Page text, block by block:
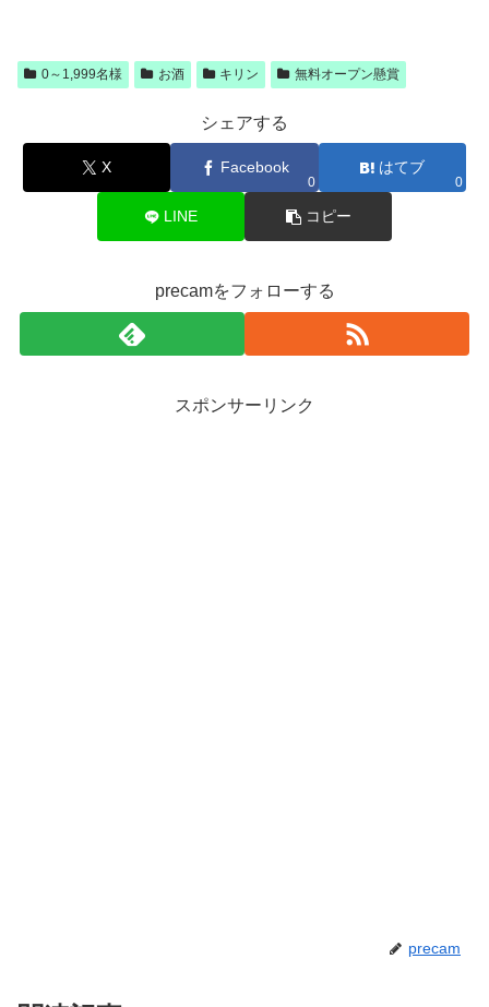
0～1,999名様 お酒 キリン 無料オープン懸賞
シェアする
X Facebook
0
はてブ
0
LINE コピー
precamをフォローする
スポンサーリンク
precam